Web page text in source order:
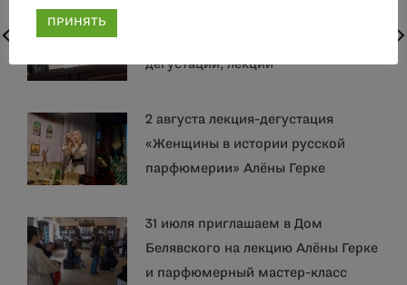
дегустации, лекции
2 августа лекция-дегустация
«Женщины в истории русской
парфюмерии» Алёны Герке
31 июля приглашаем в Дом
Белявского на лекцию Алёны Герке
и парфюмерный мастер-класс
ПРИНЯТЬ